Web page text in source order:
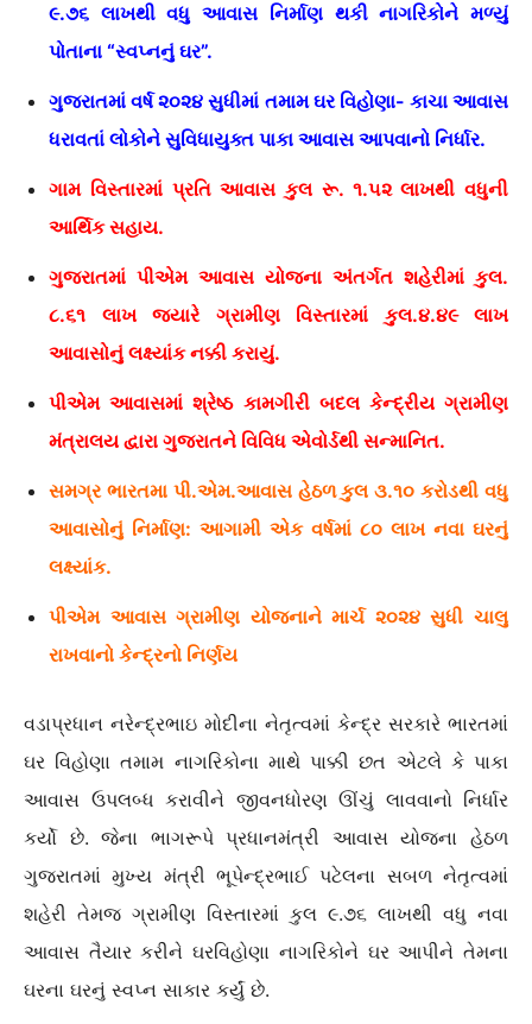
૯.૭૬ લાખથી વધુ આવાસ નિર્માણ થકી નાગરિકોને મળ્યું
પોતાના “સ્વપ્નનું ઘર”.
ગુજરાતમાં વર્ષ ૨૦૨૪ સુધીમાં તમામ ઘર વિહોણા- કાચા આવાસ
ધરાવતાં લોકોને સુવિધાયુક્ત પાકા આવાસ આપવાનો નિર્ધાર.
ગામ વિસ્તારમાં પ્રતિ આવાસ કુલ રૂ. ૧.૫૨ લાખથી વધુની
આર્થિક સહાય.
ગુજરાતમાં પીએમ આવાસ યોજના અંતર્ગત શહેરીમાં કુલ.
૮.૬૧ લાખ જ્યારે ગ્રામીણ વિસ્તારમાં કુલ.૪.૪૯ લાખ
આવાસોનું લક્ષ્યાંક નક્કી કરાયું.
પીએમ આવાસમાં શ્રેષ્ઠ કામગીરી બદલ કેન્દ્રીય ગ્રામીણ
મંત્રાલય દ્વારા ગુજરાતને વિવિધ એવોર્ડથી સન્માનિત.
સમગ્ર ભારતમા પી.એમ.આવાસ હેઠળ કુલ ૩.૧૦ કરોડથી વધુ
આવાસોનું નિર્માણ: આગામી એક વર્ષમાં ૮૦ લાખ નવા ઘરનું
લક્ષ્યાંક.
પીએમ આવાસ ગ્રામીણ યોજનાને માર્ચ ૨૦૨૪ સુધી ચાલુ
રાખવાનો કેન્દ્રનો નિર્ણય
વડાપ્રધાન નરેન્દ્રભાઇ મોદીના નેતૃત્વમાં કેન્દ્ર સરકારે ભારતમાં
ઘર વિહોણા તમામ નાગરિકોના માથે પાક્કી છત એટલે કે પાકા
આવાસ ઉપલબ્ધ કરાવીને જીવનધોરણ ઊંચું લાવવાનો નિર્ધાર
કર્યો છે. જેના ભાગરૂપે પ્રધાનમંત્રી આવાસ યોજના હેઠળ
ગુજરાતમાં મુખ્ય મંત્રી ભૂપેન્દ્રભાઈ પટેલના સબળ નેતૃત્વમાં
શહેરી તેમજ ગ્રામીણ વિસ્તારમાં કુલ ૯.૭૬ લાખથી વધુ નવા
આવાસ તૈયાર કરીને ઘરવિહોણા નાગરિકોને ઘર આપીને તેમના
ઘરના ઘરનું સ્વપ્ન સાકાર કર્યું છે.